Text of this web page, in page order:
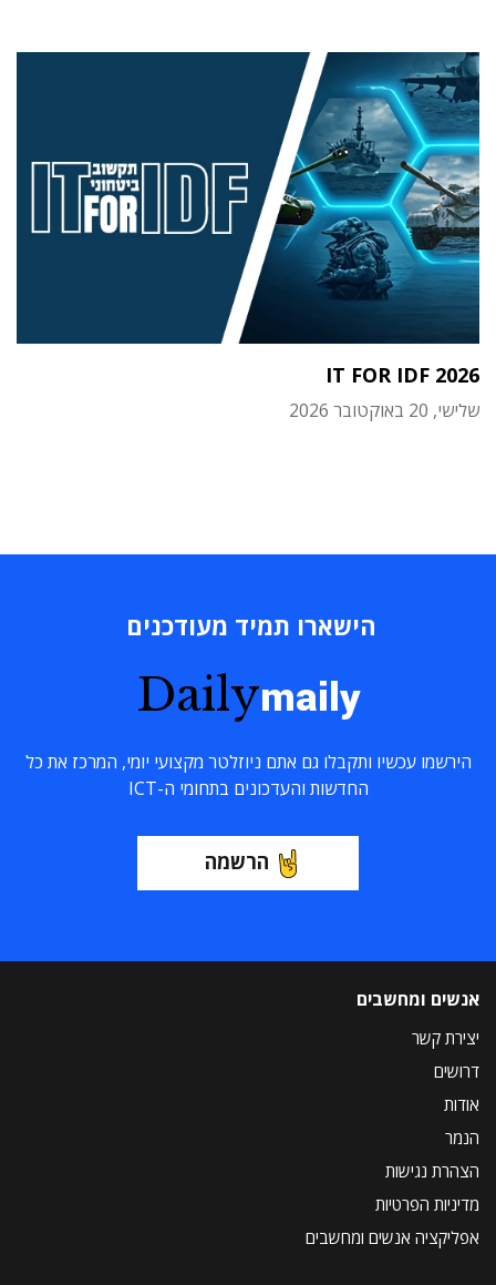
IT FOR IDF 2026
שלישי, 20 באוקטובר 2026
הישארו תמיד מעודכנים
Dailymaily
הירשמו עכשיו ותקבלו גם אתם ניוזלטר מקצועי יומי, המרכז את כל
החדשות והעדכונים בתחומי ה-ICT
הרשמה
אנשים ומחשבים
יצירת קשר
דרושים
אודות
הנמר
הצהרת נגישות
מדיניות הפרטיות
אפליקציה אנשים ומחשבים